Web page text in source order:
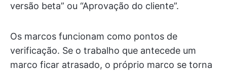
versão beta” ou “Aprovação do cliente”.
Os marcos funcionam como pontos de
verificação. Se o trabalho que antecede um
marco ficar atrasado, o próprio marco se torna